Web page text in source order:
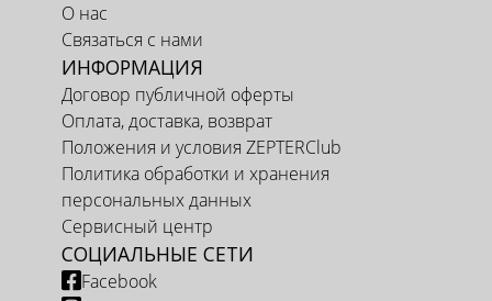
О нас
Связаться с нами
ИНФОРМАЦИЯ
Договор публичной оферты
Оплата, доставка, возврат
Положения и условия ZEPTERClub
Политика обработки и хранения
персональных данных
Сервисный центр
СОЦИАЛЬНЫЕ СЕТИ
Facebook